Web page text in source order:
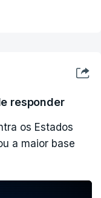
à AIEA
a segurança
garantida.
responder
os Estados
a maior base